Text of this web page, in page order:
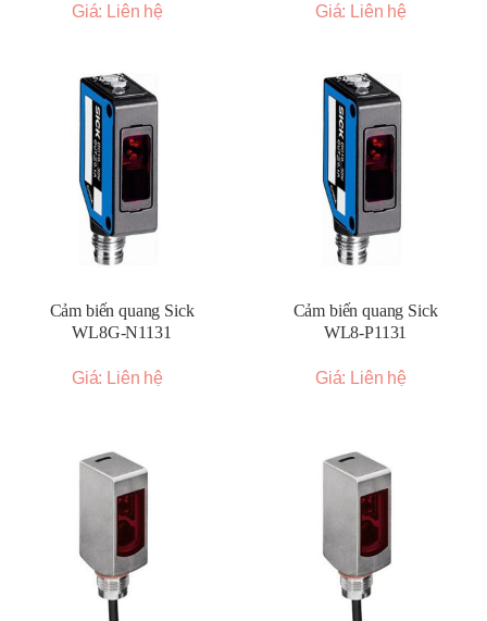
Giá: Liên hệ Giá: Liên hệ
Cảm biến quang Sick
WL8G-N1131
Giá: Liên hệ
Cảm biến quang Sick
WL8-P1131
Giá: Liên hệ